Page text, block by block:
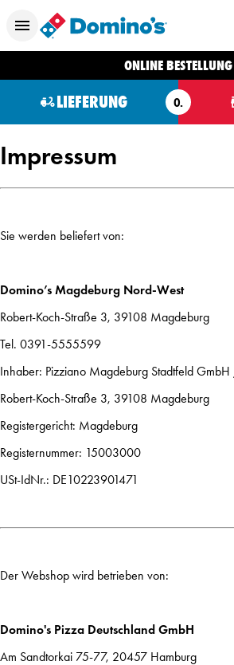
ONLINE BESTELLUNG
LIEFERUNG O.
Impressum
Sie werden beliefert von:
Domino’s Magdeburg Nord-West
Robert-Koch-Straße 3, 39108 Magdeburg
Tel. 0391-5555599
Inhaber: Pizziano Magdeburg Stadtfeld
Robert-Koch-Straße 3, 39108 Magdeburg
Registergericht: Magdeburg
Registernummer: 15003000
USt-IdNr.: DE10223901471
Der Webshop wird betrieben von:
Domino's Pizza Deutschland GmbH
Am Sandtorkai 75-77, 20457 Hamburg